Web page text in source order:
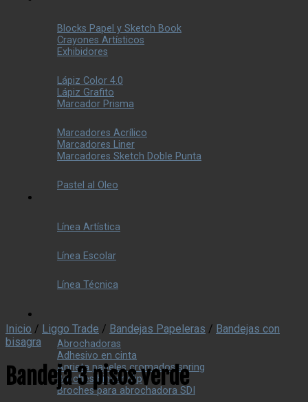
Blocks Papel y Sketch Book
Crayones Artísticos
Exhibidores
Lápiz Color 4.0
Lápiz Grafito
Marcador Prisma
Marcadores Acrílico
Marcadores Liner
Marcadores Sketch Doble Punta
Pastel al Oleo
Línea Artística
Línea Escolar
Línea Técnica
Abrochadoras
Adhesivo en cinta
Aprieta papeles cromados spring
Broches binder clip
Broches para abrochadora SDI
Inicio / Liggo Trade / Bandejas Papeleras / Bandejas con
bisagra
Bandeja 3 pisos verde